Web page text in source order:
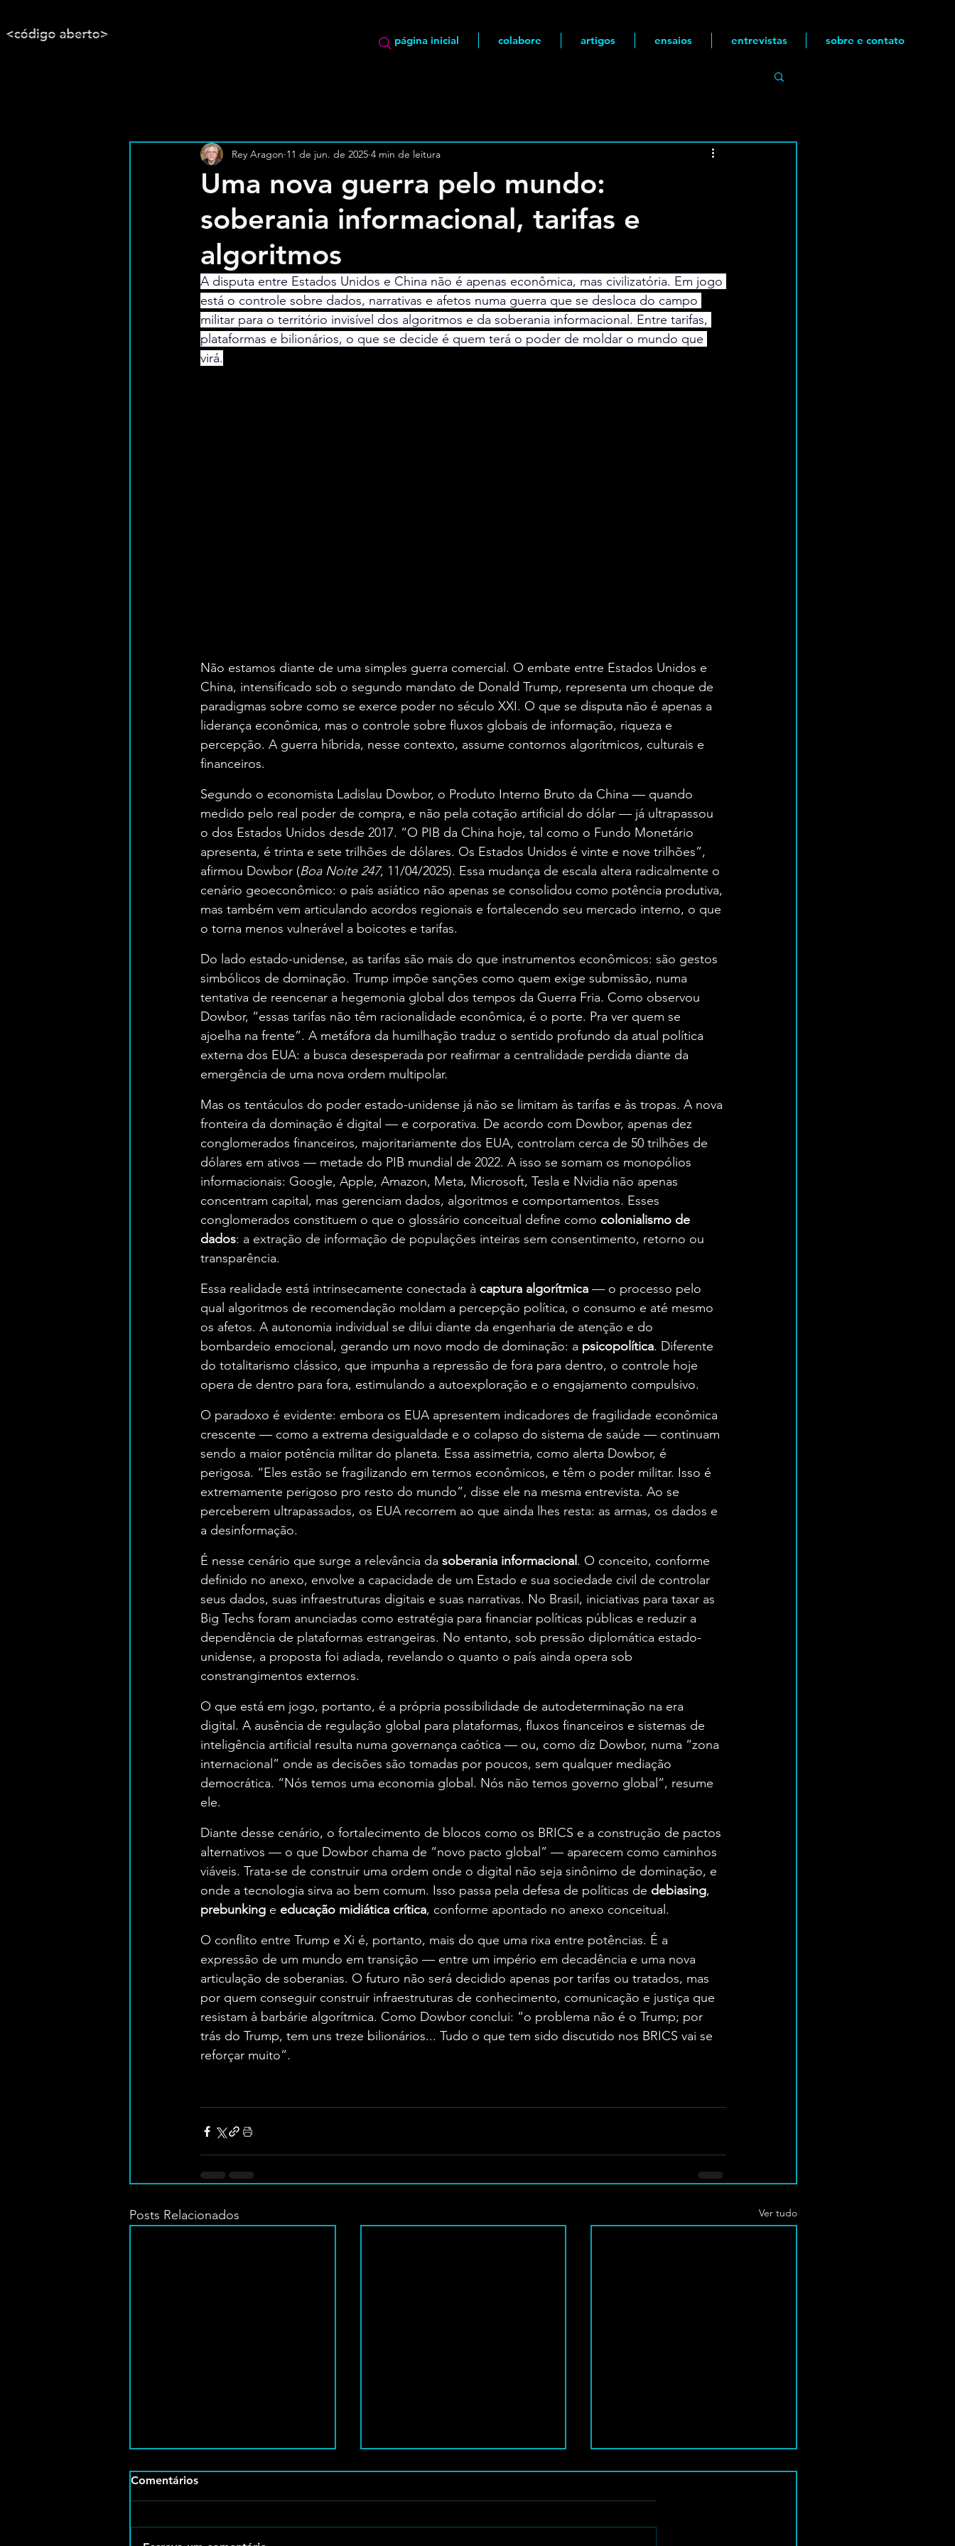
página inicial colabore artigos ensaios entrevistas sobre e contato
Uma nova guerra pelo mundo:
soberania informacional, tarifas e
algoritmos
Rey Aragon 11 de jun. de 2025 4 min de leitura
A disputa entre Estados Unidos e China não é apenas econômica, mas civilizatória. Em jogo
está o controle sobre dados, narrativas e afetos numa guerra que se desloca do campo
militar para o território invisível dos algoritmos e da soberania informacional. Entre tarifas,
plataformas e bilionários, o que se decide é quem terá o poder de moldar o mundo que
virá.
Não estamos diante de uma simples guerra comercial. O embate entre Estados Unidos e
China, intensificado sob o segundo mandato de Donald Trump, representa um choque de
paradigmas sobre como se exerce poder no século XXI. O que se disputa não é apenas a
liderança econômica, mas o controle sobre fluxos globais de informação, riqueza e
percepção. A guerra híbrida, nesse contexto, assume contornos algorítmicos, culturais e
financeiros.
Segundo o economista Ladislau Dowbor, o Produto Interno Bruto da China — quando
medido pelo real poder de compra, e não pela cotação artificial do dólar — já ultrapassou
o dos Estados Unidos desde 2017. “O PIB da China hoje, tal como o Fundo Monetário
apresenta, é trinta e sete trilhões de dólares. Os Estados Unidos é vinte e nove trilhões”,
afirmou Dowbor (Boa Noite 247, 11/04/2025). Essa mudança de escala altera radicalmente o
cenário geoeconômico: o país asiático não apenas se consolidou como potência produtiva,
mas também vem articulando acordos regionais e fortalecendo seu mercado interno, o que
o torna menos vulnerável a boicotes e tarifas.
Do lado estado-unidense, as tarifas são mais do que instrumentos econômicos: são gestos
simbólicos de dominação. Trump impõe sanções como quem exige submissão, numa
tentativa de reencenar a hegemonia global dos tempos da Guerra Fria. Como observou
Dowbor, “essas tarifas não têm racionalidade econômica, é o porte. Pra ver quem se
ajoelha na frente”. A metáfora da humilhação traduz o sentido profundo da atual política
externa dos EUA: a busca desesperada por reafirmar a centralidade perdida diante da
emergência de uma nova ordem multipolar.
Mas os tentáculos do poder estado-unidense já não se limitam às tarifas e às tropas. A nova
fronteira da dominação é digital — e corporativa. De acordo com Dowbor, apenas dez
conglomerados financeiros, majoritariamente dos EUA, controlam cerca de 50 trilhões de
dólares em ativos — metade do PIB mundial de 2022. A isso se somam os monopólios
informacionais: Google, Apple, Amazon, Meta, Microsoft, Tesla e Nvidia não apenas
concentram capital, mas gerenciam dados, algoritmos e comportamentos. Esses
conglomerados constituem o que o glossário conceitual define como colonialismo de
dados: a extração de informação de populações inteiras sem consentimento, retorno ou
transparência​.
Essa realidade está intrinsecamente conectada à captura algorítmica — o processo pelo
qual algoritmos de recomendação moldam a percepção política, o consumo e até mesmo
os afetos. A autonomia individual se dilui diante da engenharia de atenção e do
bombardeio emocional, gerando um novo modo de dominação: a psicopolítica. Diferente
do totalitarismo clássico, que impunha a repressão de fora para dentro, o controle hoje
opera de dentro para fora, estimulando a autoexploração e o engajamento compulsivo​.
O paradoxo é evidente: embora os EUA apresentem indicadores de fragilidade econômica
crescente — como a extrema desigualdade e o colapso do sistema de saúde — continuam
sendo a maior potência militar do planeta. Essa assimetria, como alerta Dowbor, é
perigosa. “Eles estão se fragilizando em termos econômicos, e têm o poder militar. Isso é
extremamente perigoso pro resto do mundo”, disse ele na mesma entrevista. Ao se
perceberem ultrapassados, os EUA recorrem ao que ainda lhes resta: as armas, os dados e
a desinformação.
É nesse cenário que surge a relevância da soberania informacional . O conceito, conforme
definido no anexo, envolve a capacidade de um Estado e sua sociedade civil de controlar
seus dados, suas infraestruturas digitais e suas narrativas. No Brasil, iniciativas para taxar as
Big Techs foram anunciadas como estratégia para financiar políticas públicas e reduzir a
dependência de plataformas estrangeiras. No entanto, sob pressão diplomática estado-
unidense, a proposta foi adiada, revelando o quanto o país ainda opera sob
constrangimentos externos.
O que está em jogo, portanto, é a própria possibilidade de autodeterminação na era
digital. A ausência de regulação global para plataformas, fluxos financeiros e sistemas de
inteligência artificial resulta numa governança caótica — ou, como diz Dowbor, numa “zona
internacional” onde as decisões são tomadas por poucos, sem qualquer mediação
democrática. “Nós temos uma economia global. Nós não temos governo global”, resume
ele.
Diante desse cenário, o fortalecimento de blocos como os BRICS e a construção de pactos
alternativos — o que Dowbor chama de “novo pacto global” — aparecem como caminhos
viáveis. Trata-se de construir uma ordem onde o digital não seja sinônimo de dominação, e
onde a tecnologia sirva ao bem comum. Isso passa pela defesa de políticas de debiasing,
prebunking e educação midiática crítica, conforme apontado no anexo conceitual​​​.
O conflito entre Trump e Xi é, portanto, mais do que uma rixa entre potências. É a
expressão de um mundo em transição — entre um império em decadência e uma nova
articulação de soberanias. O futuro não será decidido apenas por tarifas ou tratados, mas
por quem conseguir construir infraestruturas de conhecimento, comunicação e justiça que
resistam à barbárie algorítmica. Como Dowbor conclui: “o problema não é o Trump; por
trás do Trump, tem uns treze bilionários... Tudo o que tem sido discutido nos BRICS vai se
reforçar muito”.
Posts Relacionados Ver tudo
Comentários